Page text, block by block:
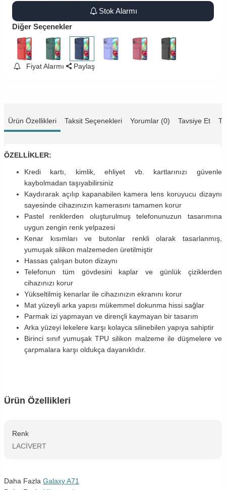
Stok Alarmı
Diğer Seçenekler
Fiyat Alarmı Paylaş
Ürün Özellikleri Taksit Seçenekleri Yorumlar (0) Tavsiye Et
ÖZELLİKLER:
Kredi kartı, kimlik, ehliyet vb. kartlarınızı güvenle
kaybolmadan taşıyabilirsiniz
Kaydırarak açılıp kapanabilen kamera lens koruyucu dizaynı
sayesinde cihazınızın kamerasını tamamen korur
Pastel renklerden oluşturulmuş telefonunuzun tasarımına
uygun zengin renk yelpazesi
Kenar kısımları ve butonlar renkli olarak tasarlanmış,
yumuşak silikon malzemeden üretilmiştir
Hassas çalışan buton dizaynı
Telefonun tüm gövdesini kaplar ve günlük çiziklerden
cihazınızı korur
Yükseltilmiş kenarlar ile cihazınızın ekranını korur
Mat yüzeyli arka yapısı mükemmel dokunma hissi sağlar
Parmak izi yapmayan ve dirençli kaymayan bir tasarım
Arka yüzeyi lekelere karşı kolayca silinebilen yapıya sahiptir
Birinci sınıf yumuşak TPU silikon malzeme ile düşmelere ve
çarpmalara karşı oldukça dayanıklıdır.
Ürün Özellikleri
Renk
LACİVERT
Daha Fazla Galaxy A71